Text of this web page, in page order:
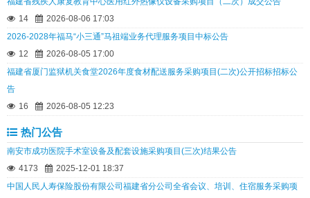
14
2026-08-06 17:03
2026-2028年福马“小三通”马祖端业务代理服务项目中标公告
12
2026-08-05 17:00
福建省厦门监狱机关食堂2026年度食材配送服务采购项目(二次)公开招标招标公
告
16
2026-08-05 12:23
热门公告
南安市成功医院手术室设备及配套设施采购项目(三次)结果公告
4173
2025-12-01 18:37
中国人民人寿保险股份有限公司福建省分公司全省会议、培训、住宿服务采购项